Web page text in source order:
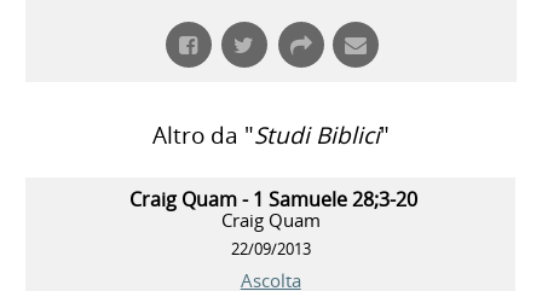
Altro da "Studi Biblici"
Craig Quam - 1 Samuele 28;3-20
Craig Quam
22/09/2013
Ascolta